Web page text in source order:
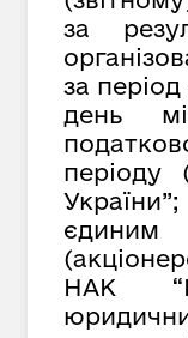
за
за
день
періоду
НАК